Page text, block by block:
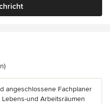
von 5 Sternen
angeschlossene Fachplaner
und Arbeitsräumen